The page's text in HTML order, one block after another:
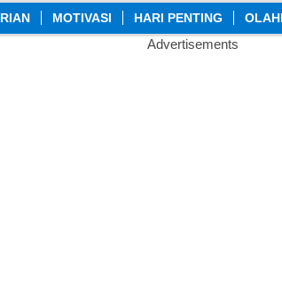
MOTIVASI HARI PENTING
Advertisements